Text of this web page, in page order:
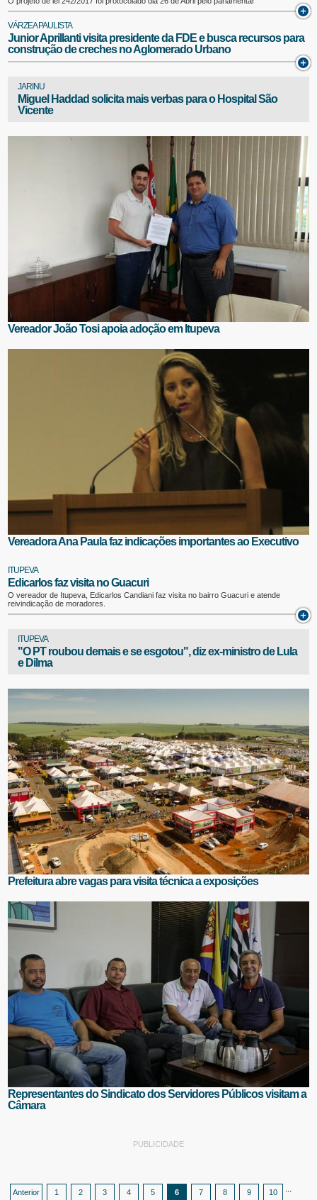
VÁRZEA PAULISTA
Junior Aprillanti visita presidente da FDE e busca recursos para
construção de creches no Aglomerado Urbano
JARINU
Miguel Haddad solicita mais verbas para o Hospital São
Vicente
Vereador João Tosi apoia adoção em Itupeva
Vereadora Ana Paula faz indicações importantes ao Executivo
ITUPEVA
Edicarlos faz visita no Guacuri
O vereador de Itupeva, Edicarlos Candiani faz visita no bairro Guacuri e atende
reivindicação de moradores.
ITUPEVA
"O PT roubou demais e se esgotou", diz ex-ministro de Lula
e Dilma
Prefeitura abre vagas para visita técnica a exposições
Representantes do Sindicato dos Servidores Públicos visitam a
Câmara
PUBLICIDADE
Anterior 1 2 3 4 5 6 7 8 9
10